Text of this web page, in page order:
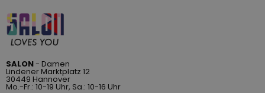
SALON- Damen
Lindener Marktplatz 12
30449 Hannover
Mo.-Fr.: 10-19 Uhr, Sa.: 10-16 Uhr